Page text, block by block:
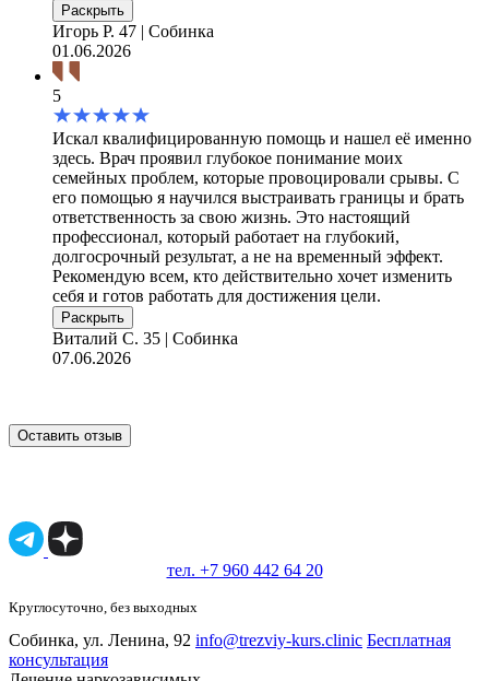
Раскрыть
Игорь Р. 47 | Собинка
01.06.2026
5
Искал квалифицированную помощь и нашел её именно
здесь. Врач проявил глубокое понимание моих
семейных проблем, которые провоцировали срывы. С
его помощью я научился выстраивать границы и брать
ответственность за свою жизнь. Это настоящий
профессионал, который работает на глубокий,
долгосрочный результат, а не на временный эффект.
Рекомендую всем, кто действительно хочет изменить
себя и готов работать для достижения цели.
Раскрыть
Виталий С. 35 | Собинка
07.06.2026
Оставить отзыв
тел. +7 960 442 64 20
Круглосуточно, без выходных
Собинка, ул. Ленина, 92 info@trezviy-kurs.clinic Бесплатная
консультация